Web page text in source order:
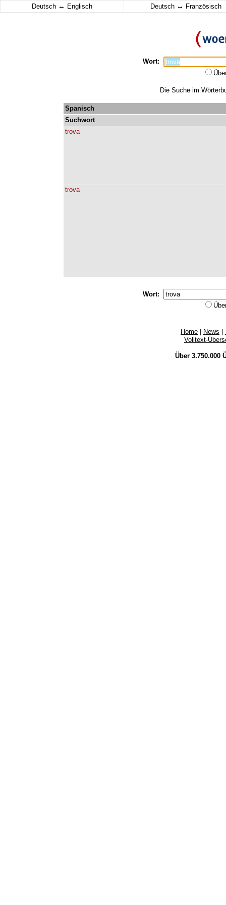
Deutsch ↔ Englisch Deutsch ↔ Französisch
Wort:
Die Suche im
Spanisch
Suchwort
trova
trova
Wort:
Home News
Volltext-
Über 3.750.000